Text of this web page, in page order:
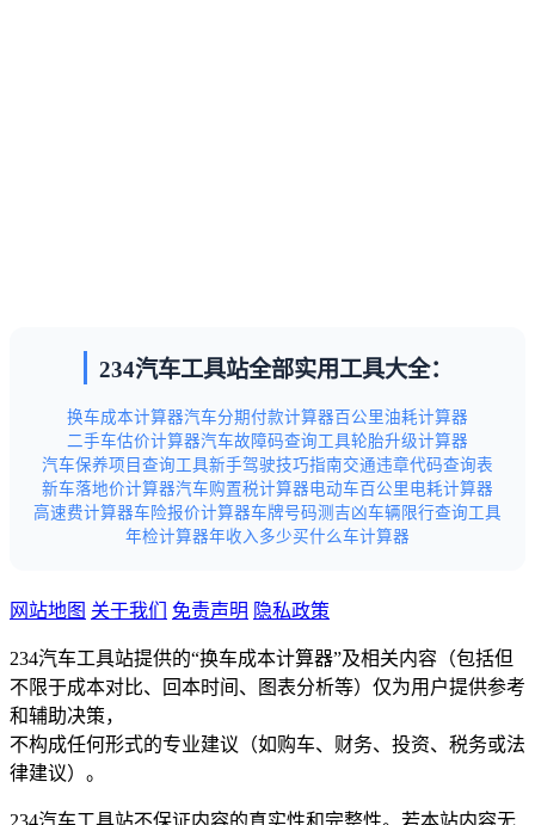
234汽车工具站全部实用工具大全：
换车成本计算器汽车分期付款计算器百公里油耗计算器
二手车估价计算器汽车故障码查询工具轮胎升级计算器
汽车保养项目查询工具新手驾驶技巧指南交通违章代码查询表
新车落地价计算器汽车购置税计算器电动车百公里电耗计算器
高速费计算器车险报价计算器车牌号码测吉凶车辆限行查询工具
年检计算器年收入多少买什么车计算器
网站地图 关于我们 免责声明 隐私政策
234汽车工具站提供的“换车成本计算器”及相关内容（包括但
不限于成本对比、回本时间、图表分析等）仅为用户提供参考
和辅助决策，
不构成任何形式的专业建议（如购车、财务、投资、税务或法
律建议）。
234汽车工具站不保证内容的真实性和完整性。若本站内容无